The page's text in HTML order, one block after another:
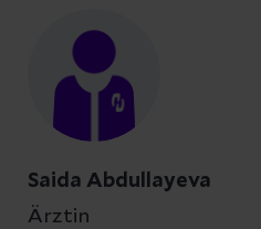
Saida Abdullayeva
Ärztin